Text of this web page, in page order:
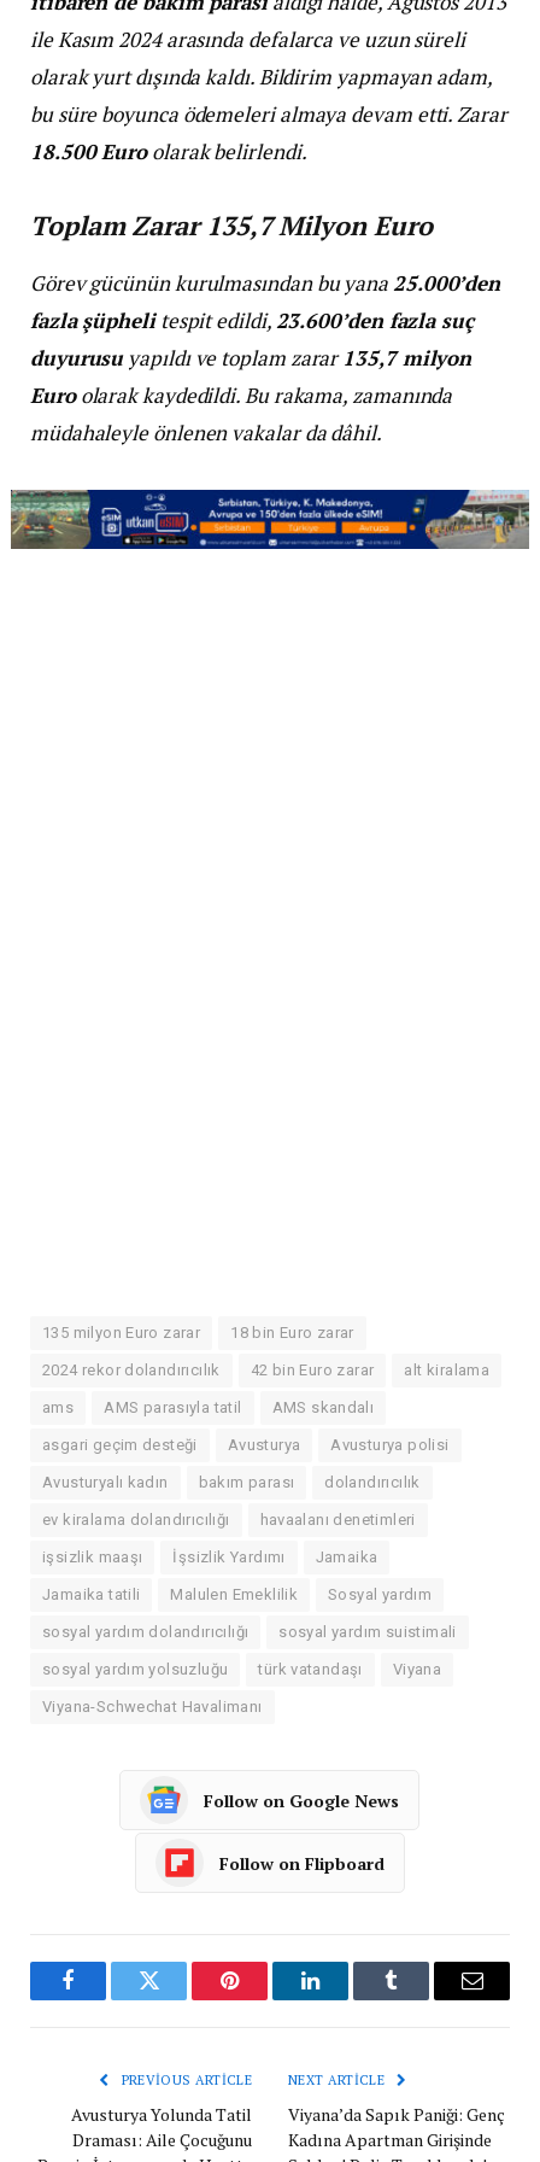
ile Kasım 2024 arasında defalarca ve uzun süreli
olarak yurt dışında kaldı. Bildirim yapmayan adam,
bu süre boyunca ödemeleri almaya devam etti. Zarar
18.500 Euroolarak belirlendi.
Toplam Zarar 135,7 Milyon Euro
Görev gücünün kurulmasından bu yana25.000’den
fazla şüphelitespit edildi,23.600’den fazla suç
duyurusuyapıldı ve toplam zarar135,7 milyon
Euroolarak kaydedildi. Bu rakama, zamanında
müdahaleyle önlenen vakalar da dâhil.
135 milyon Euro zarar 18 bin Euro zarar
2024 rekor dolandırıcılık 42 bin Euro zarar alt kiralama
ams AMS parasıyla tatil AMS skandalı
asgari geçim desteği Avusturya Avusturya polisi
Avusturyalı kadın bakım parası dolandırıcılık
ev kiralama dolandırıcılığı havaalanı denetimleri
işsizlik maaşı İşsizlik Yardımı Jamaika
Jamaika tatili Malulen Emeklilik Sosyal yardım
sosyal yardım dolandırıcılığı sosyal yardım suistimali
sosyal yardım yolsuzluğu türk vatandaşı Viyana
Viyana-Schwechat Havalimanı
Follow on Google News
Follow on Flipboard
FacebookTwitter Pinterest LinkedInTumblr Email
PREVIOUS ARTICLE
Avusturya Yolunda Tatil
Draması: Aile Çocuğunu
NEXT ARTICLE
Viyana’da Sapık Paniği: Genç
Kadına Apartman Girişinde